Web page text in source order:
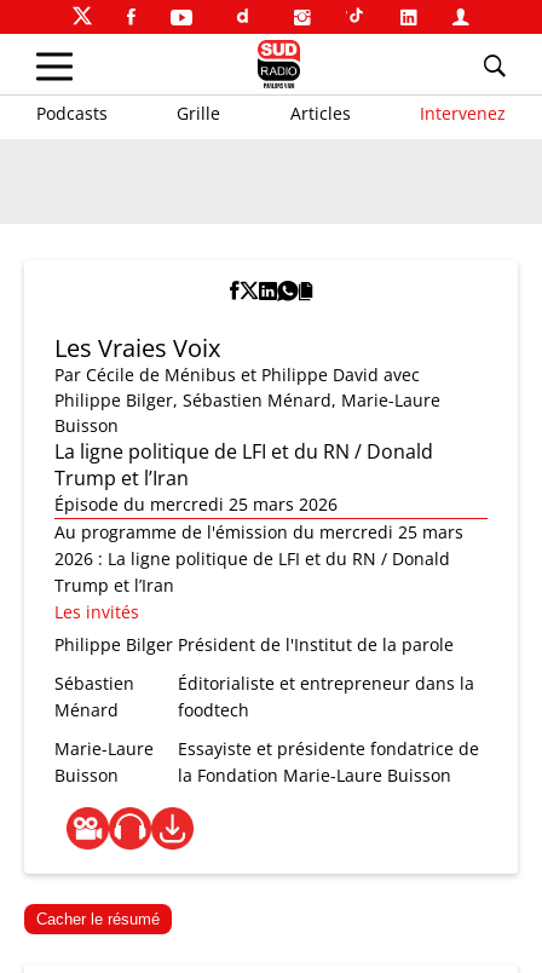
Podcasts Grille Articles Intervenez
Les Vraies Voix
Par Cécile de Ménibus et Philippe David avec
Philippe Bilger, Sébastien Ménard, Marie-Laure
Buisson
La ligne politique de LFI et du RN / Donald
Trump et l’Iran
Épisode du mercredi 25 mars 2026
Au programme de l'émission du mercredi 25 mars
2026 : La ligne politique de LFI et du RN / Donald
Trump et l’Iran
Les invités
Philippe Bilger Président de l'Institut de la parole
Sébastien
Ménard
Éditorialiste et entrepreneur dans la
foodtech
Marie-Laure
Buisson
Essayiste et présidente fondatrice de
la Fondation Marie-Laure Buisson
Cacher le résumé